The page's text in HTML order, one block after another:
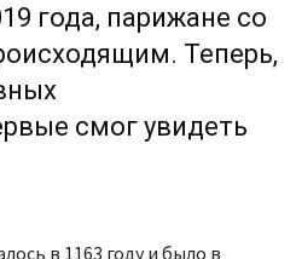
года, парижане со
Теперь,
смог увидеть
в 1163 году и было в